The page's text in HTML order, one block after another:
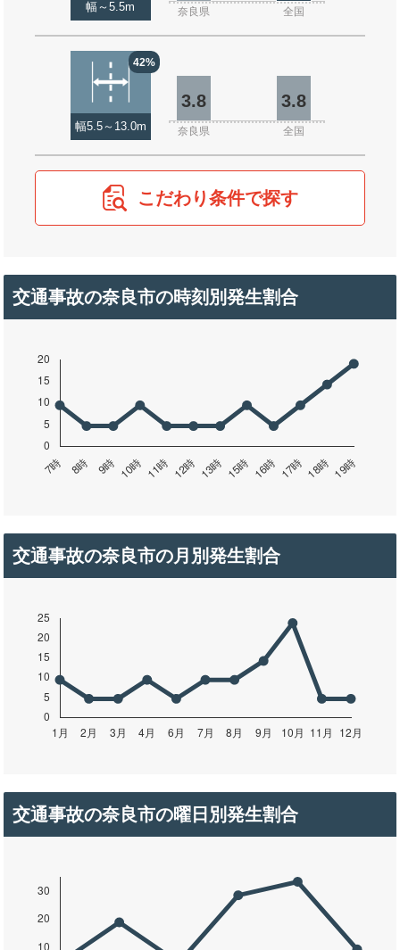
幅～5.5m 奈良県 全国
42%
幅5.5～13.0m
3.8 3.8
奈良県 全国
こだわり条件で探す
交通事故の奈良市の時刻別発生割合
交通事故の奈良市の月別発生割合
交通事故の奈良市の曜日別発生割合